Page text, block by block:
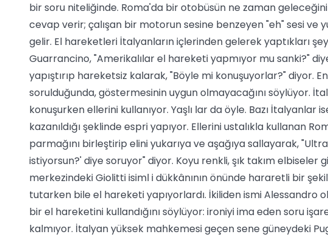
bir soru niteliğinde. Roma'da bir otobüsün ne zaman
cevap verir; çalışan bir motorun sesine benzeyen "eh" sesi ve
gelir. El hareketleri İtalyanların içlerinden gelerek yaptıkları
Guarrancino, "Amerikalılar el hareketi yapmıyor mu sanki?"
yapıştırıp hareketsiz kalarak, "Böyle mi konuşuyorlar?" diyor.
sorulduğunda, göstermesinin uygun olmayacağını söylüyor.
konuşurken ellerini kullanıyor. Yaşlı lar da öyle. Bazı İtalyanlar
kazanıldığı şeklinde espri yapıyor. Ellerini ustalıkla kullanan
parmağını birleştirip elini yukarıya ve aşağıya sallayarak,
istiyorsun?' diye soruyor" diyor. Koyu renkli, şık takım elbiseler
merkezindeki Giolitti isiml i dükkânının önünde hararetli bir
tutarken bile el hareketi yapıyorlardı. İkiliden ismi Alessandro
bir el hareketini kullandığını söylüyor: ironiyi ima eden soru
kalmıyor. İtalyan yüksek mahkemesi geçen sene güneydeki